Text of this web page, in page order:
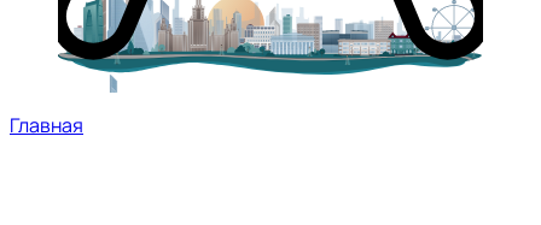
Главная